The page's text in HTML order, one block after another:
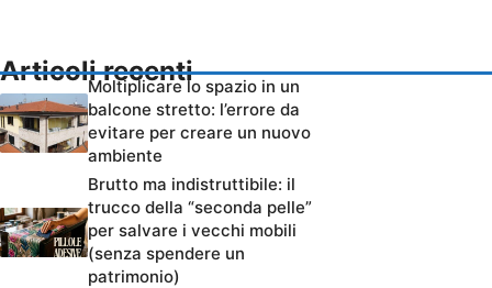
Articoli recenti
Moltiplicare lo spazio in un
balcone stretto: l’errore da
evitare per creare un nuovo
ambiente
Brutto ma indistruttibile: il
trucco della “seconda pelle”
per salvare i vecchi mobili
(senza spendere un
patrimonio)